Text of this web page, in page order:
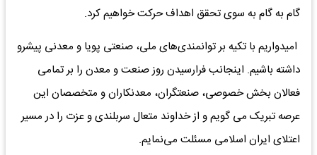
گام به گام به سوی تحقق اهداف حرکت خواهیم کرد.
امیدواریم با تکیه بر توانمندی‌های ملی، صنعتی پویا و معدنی پیشرو
داشته باشیم. اینجانب فرارسیدن روز صنعت و معدن را بر تمامی
فعالان بخش خصوصی، صنعتگران، معدنکاران و متخصصان این
عرصه تبریک می گویم و از خداوند متعال سربلندی و عزت را در مسیر
اعتلای ایران اسلامی مسئلت ‌می‌نمایم.